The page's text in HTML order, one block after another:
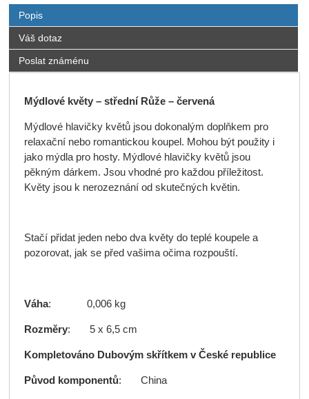
Popis
Váš dotaz
Poslat známénu
Mýdlové květy – střední Růže – červená
Mýdlové hlavičky květů jsou dokonalým doplňkem pro
relaxační nebo romantickou koupel. Mohou být použity i
jako mýdla pro hosty. Mýdlové hlavičky květů jsou
pěkným dárkem. Jsou vhodné pro každou příležitost.
Květy jsou k nerozeznání od skutečných květin.
Stačí přidat jeden nebo dva květy do teplé koupele a
pozorovat, jak se před vašima očima rozpouští.
Váha: 0,006 kg
Rozměry: 5 x 6,5 cm
Kompletováno Dubovým skřítkem v České republice
Původ komponentů: China